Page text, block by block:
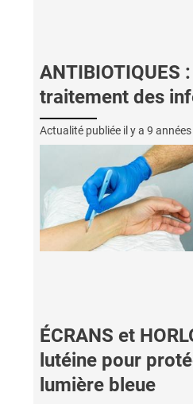
ANTIBIOTIQUES
traitement des
Actualité publiée il y a 9
ÉCRANS et
lutéine pour
lumière bleue